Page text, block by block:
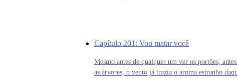
Selene apertou os dentes, os olhos brilhando com
Capítulo 201: Vou matar você
Mesmo antes de qualquer um ver os portões,
as árvores, o vento já trazia o aroma estranho